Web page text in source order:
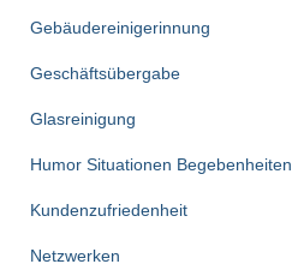
Gebäudereinigerinnung
Geschäftsübergabe
Glasreinigung
Humor Situationen Begebenheiten
Kundenzufriedenheit
Netzwerken